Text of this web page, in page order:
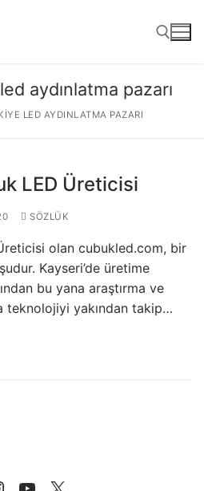
aydınlatma pazarı
LED AYDINLATMA PAZARI
LED Üreticisi
SÖZLÜK
olan cubukled.com, bir
Kayseri’de üretime
bu yana araştırma ve
teknolojiyi yakından takip…